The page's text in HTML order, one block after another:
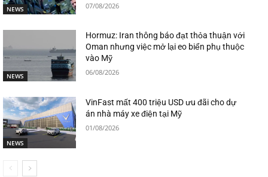
NEWS 07/08/2026
NEWS
Hormuz: Iran thông báo đạt thỏa thuận với
Oman nhưng việc mở lại eo biển phụ thuộc
vào Mỹ
06/08/2026
NEWS
VinFast mất 400 triệu USD ưu đãi cho dự
án nhà máy xe điện tại Mỹ
01/08/2026